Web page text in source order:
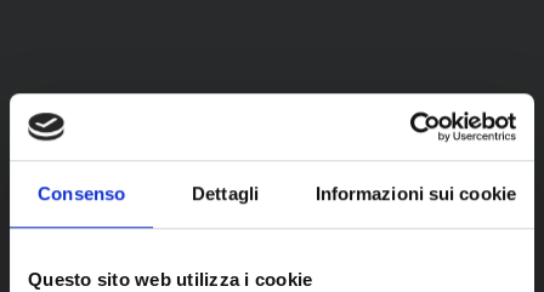
Consenso Dettagli Informazioni sui cookie
Questo sito web utilizza i cookie